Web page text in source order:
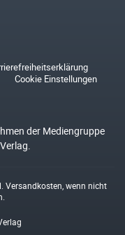
Cookie Einstellungen
der Mediengruppe
Versandkosten , wenn nicht